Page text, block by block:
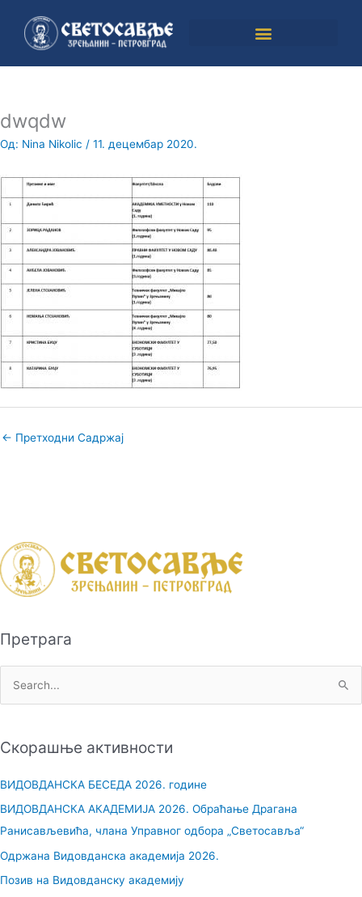
садржај
dwqdw
Од: Nina Nikolic / 11. децембар 2020.
← Претходни Садржај
Претрага
т
з
а
Скорашње активности
ВИДОВДАНСКА БЕСЕДА 2026. године
ВИДОВДАНСКА АКАДЕМИЈА 2026. Обраћање Драгана
Ранисављевића, члана Управног одбора „Светосавља“
Одржана Видовданска академија 2026.
Позив на Видовданску академију